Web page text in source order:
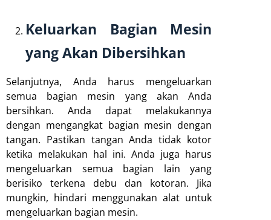
Keluarkan Bagian Mesin
yang Akan Dibersihkan
Selanjutnya, Anda harus mengeluarkan
semua bagian mesin yang akan Anda
bersihkan. Anda dapat melakukannya
dengan mengangkat bagian mesin dengan
tangan. Pastikan tangan Anda tidak kotor
ketika melakukan hal ini. Anda juga harus
mengeluarkan semua bagian lain yang
berisiko terkena debu dan kotoran. Jika
mungkin, hindari menggunakan alat untuk
mengeluarkan bagian mesin.